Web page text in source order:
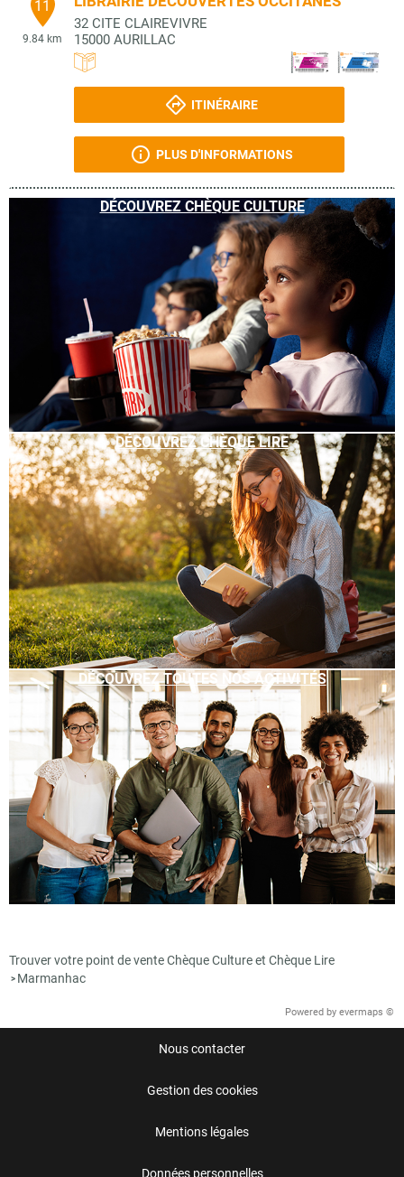
11
9.84 km
32 CITE CLAIREVIVRE
15000 AURILLAC
ITINÉRAIRE
PLUS D'INFORMATIONS
DÉCOUVREZ CHÈQUE CULTURE
DÉCOUVREZ CHÈQUE LIRE
DÉCOUVREZ TOUTES NOS ACTIVITÉS
Trouver votre point de vente Chèque Culture et Chèque Lire
> Marmanhac
Powered by evermaps ©
Nous contacter
Gestion des cookies
Mentions légales
Données personnelles